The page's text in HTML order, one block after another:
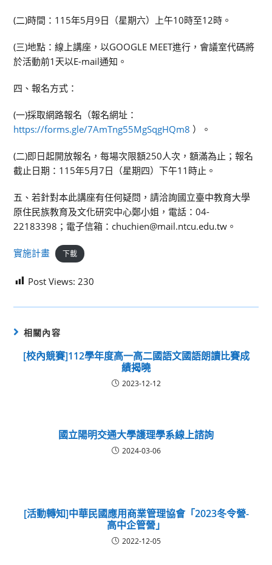
(二)時間：115年5月9日（星期六）上午10時至12時。
(三)地點：線上講座，以GOOGLE MEET進行，會議室代碼將
於活動前1天以E-mail通知。
四、報名方式：
(一)採取網路報名（報名網址：
https://forms.gle/7AmTng55MgSqgHQm8 ）。
(二)即日起開放報名，每場次限額250人次，額滿為止；報名
截止日期：115年5月7日（星期四）下午11時止。
五、若針對本此講座有任何疑問，請洽詢國立臺中教育大學
原住民族教育及文化研究中心鄭小姐，電話：04-
22183398；電子信箱：chuchien@mail.ntcu.edu.tw。
實施計畫 下載
Post Views: 230
相關內容
[校內競賽]112學年度高一高二國語文國語朗讀比賽成
績揭曉
2023-12-12
國立陽明交通大學護理學系線上諮詢
2024-03-06
[活動轉知]中華民國應用商業管理協會「2023冬令營-
高中企管營」
2022-12-05